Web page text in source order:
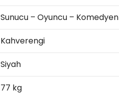
Sunucu – Oyuncu – Komedyen
Kahverengi
Siyah
77 kg